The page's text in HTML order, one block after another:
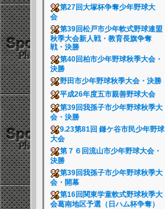
第27回大塚杯争奪少年野球大
会
第39回松戸市少年軟式野球連盟
秋季大会新人戦・教育長旗争奪
戦・決勝
第40回柏市少年野球秋季大会・
決勝
野田市少年野球秋季大会・決勝
平成26年度五市親善野球大会
第39回我孫子市少年野球秋季大
会・決勝
9.23第81回 鎌ケ谷市民少年野球
大会
第７６回流山市少年野球大会・
決勝
第39回我孫子市少年野球秋季大
会・開幕
第16回関東学童軟式野球秋季大
会葛南地区予選（日ハム杯争奪）